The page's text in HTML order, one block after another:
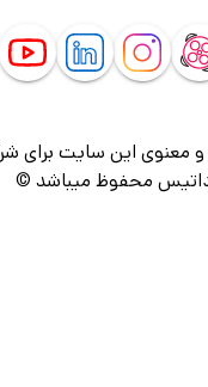
معنوی این سایت برای
محفوظ میباشد ©